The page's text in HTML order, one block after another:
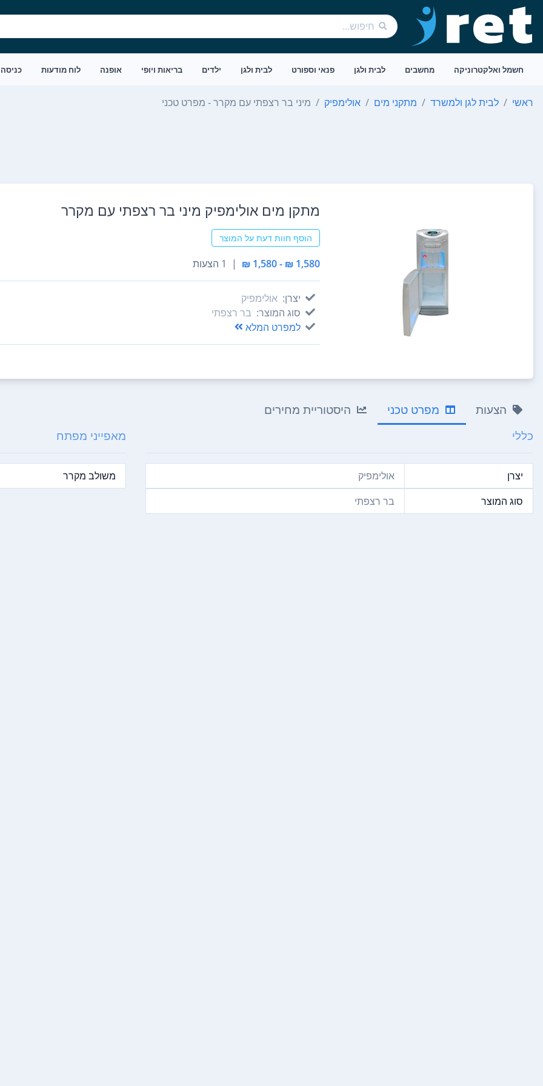
חשמל ואלקטרוניקה מחשבים לבית ולגן פנאי וספורט לבית ולגן ילדים בריאות ויופי אופנה לוח מודעות כניסה
ראשי לבית לגן ולמשרד מתקני מים אולימפיק מיני בר רצפתי עם מקרר - מפרט טכני
מתקן מים ‏אולימפיק מיני בר רצפתי עם מקרר
הוסף חוות דעת על המוצר
1,580 ₪ - 1,580 ₪
| 1 הצעות
יצרן: אולימפיק
סוג המוצר: בר רצפתי
למפרט המלא
הצעות מפרט טכני היסטוריית מחירים
כללי
יצרן
אולימפיק
סוג המוצר
בר רצפתי
מאפייני מפתח
משולב מקרר